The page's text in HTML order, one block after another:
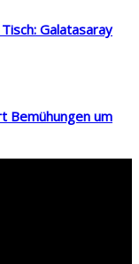
Galatasaray
Bemühungen um